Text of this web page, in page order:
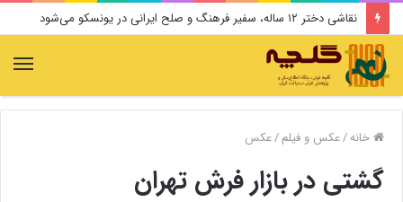
نقاشی دختر ۱۲ ساله، سفیر فرهنگ و صلح ایرانی در یونسکو می‌شود
خانه/عکس و فیلم/عکس
گشتی در بازار فرش تهران